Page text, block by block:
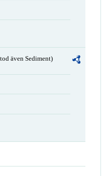
även Sediment)